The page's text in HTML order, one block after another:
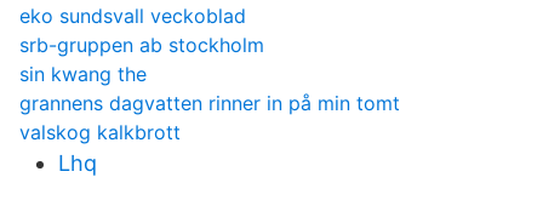
eko sundsvall veckoblad
srb-gruppen ab stockholm
sin kwang the
grannens dagvatten rinner in på min tomt
valskog kalkbrott
Lhq